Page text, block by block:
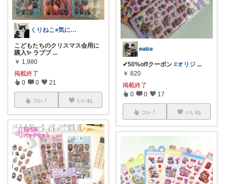
くりねこ⭐︎気になるものを集めてます⭐︎
こどもたちのクリスマス会用に
購入✨ ラブブ ...
￥ 1,980
掲載終了
0 0 21
コレ いいね
𝒏𝒂𝒕𝒔𝒖
✔︎︎︎︎50%offクーポン #オリジ ...
￥ 820
掲載終了
0 0 17
コレ いいね